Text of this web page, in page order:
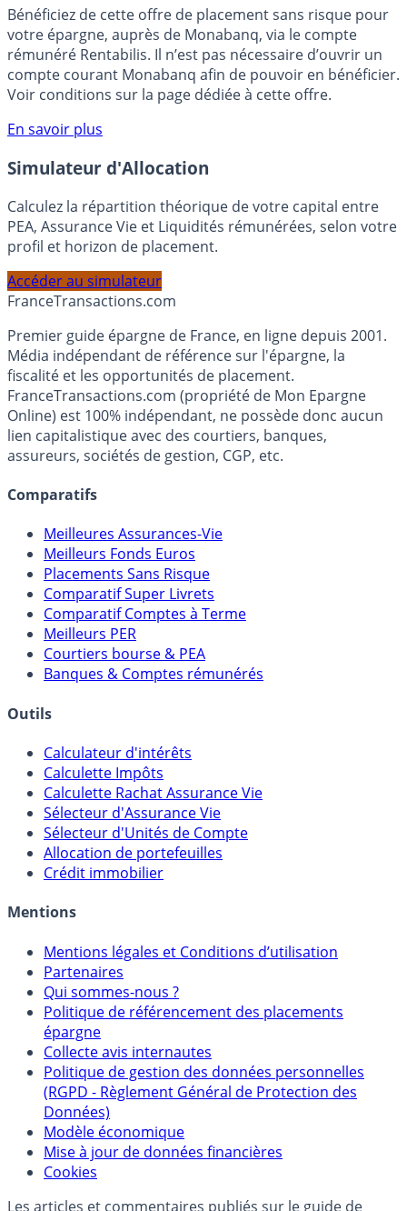
🎁 Bon plan épargne : 3% pendant 6 mois
Bénéficiez de cette offre de placement sans risque pour
votre épargne, auprès de Monabanq, via le compte
rémunéré Rentabilis. Il n’est pas nécessaire d’ouvrir un
Voir conditions sur la page dédiée à cette offre.
En savoir plus
Simulateur d'Allocation
Calculez la répartition théorique de votre capital entre
profil et horizon de placement.
FranceTransactions.com
Premier guide épargne de France, en ligne depuis 2001.
Média indépendant de référence sur l'épargne, la
fiscalité et les opportunités de placement.
FranceTransactions.com (propriété de Mon Epargne
Online) est 100% indépendant, ne possède donc aucun
assureurs, sociétés de gestion, CGP, etc.
Comparatifs
Meilleures Assurances-Vie
Meilleurs Fonds Euros
Placements Sans Risque
Comparatif Super Livrets
Comparatif Comptes à Terme
Meilleurs PER
Banques & Comptes rémunérés
Outils
Calculateur d'intérêts
Calculette Impôts
Calculette Rachat Assurance Vie
Sélecteur d'Assurance Vie
Sélecteur d'Unités de Compte
Crédit immobilier
Mentions
Mentions légales et Conditions d’utilisation
Partenaires
Qui sommes-nous ?
Politique de référencement des placements
épargne
Collecte avis internautes
Politique de gestion des données personnelles
(RGPD - Règlement Général de Protection des
Données)
Modèle économique